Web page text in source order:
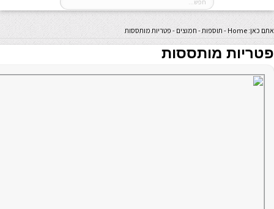
אתם כאן: Home
- תוספות- חמוצים - פטריות מותססות
פטריות מותססות